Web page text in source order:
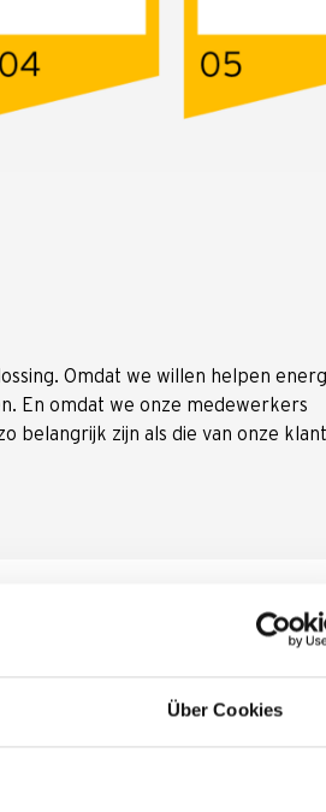
Über Cookies
Omdat we willen helpen
En omdat we onze medewerkers
belangrijk zijn als die van onze
genoeg redenen om regelmatig